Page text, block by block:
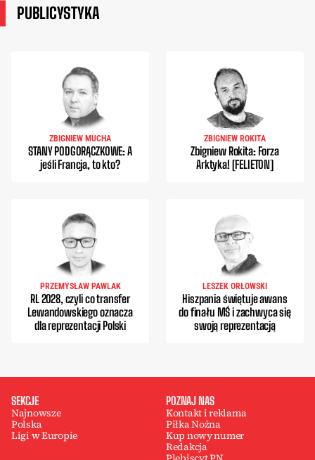
PUBLICYSTYKA
ZBIGNIEW MUCHA
STANY PODGORĄCZKOWE: A
jeśli Francja, to kto?
ZBIGNIEW ROKITA
Zbigniew Rokita: Forza
Arktyka! [FELIETON]
PRZEMYSŁAW PAWLAK
RL 2028, czyli co transfer
Lewandowskiego oznacza
dla reprezentacji Polski
LESZEK ORŁOWSKI
Hiszpania świętuje awans
do finału MŚ i zachwyca się
swoją reprezentacją
SEKCJE
Najnowsze
Polska
Ligi w Europie
POZNAJ NAS
Kontakt i reklama
Piłka Nożna
Kup nowy numer
Redakcja